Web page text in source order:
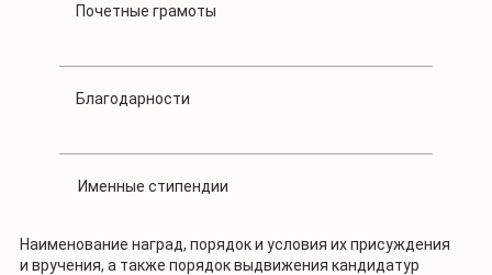
Почетные грамоты
Благодарности
Именные стипендии
Наименование наград, порядок и условия их присуждения
и вручения, а также порядок выдвижения кандидатур